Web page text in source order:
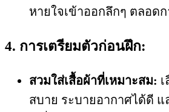
หายใจเข้าออกลึกๆ ตลอด
4. การเตรียมตัวก่อนฝึก:
สวมใส่เสื้อผ้าที่เหมาะสม:
สบาย ระบายอากาศได้ดี แ